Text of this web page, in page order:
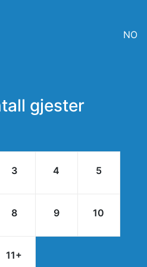
NO
gjester
3 4 5
8 9 10
11+